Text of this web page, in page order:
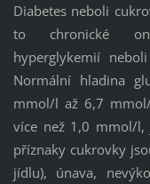
Diabetes neboli
to chronické
hyperglykemií
Normální hladina
mmol/l až 6,7
více než 1,0 mmol/l,
příznaky cukrovky
jídlu), únava,